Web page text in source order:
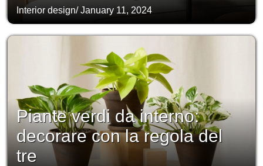
Interior design/January 11, 2024
Piante verdi da interno:
decorare con la regola del
tre